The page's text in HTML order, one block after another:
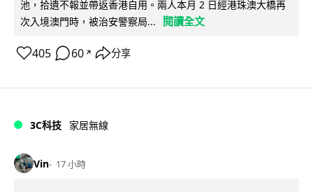
池，拾遺不報並帶返香港自用。兩人本月 2 日經港珠澳大橋再
次入境澳門時，被治安警察局...
閱讀全文
405 60 ↗ 分享
3C科技 家居無線
Vin 17 小時